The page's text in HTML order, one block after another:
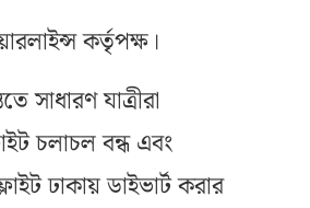
কর্তৃপক্ষ।
সাধারণ যাত্রীরা
চলাচল বন্ধ এবং
ঢাকায় ডাইভার্ট করার